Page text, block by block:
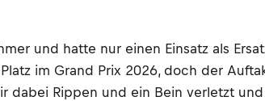
und hatte nur einen Einsatz als
im Grand Prix 2026, doch der
dabei Rippen und ein Bein verletzt